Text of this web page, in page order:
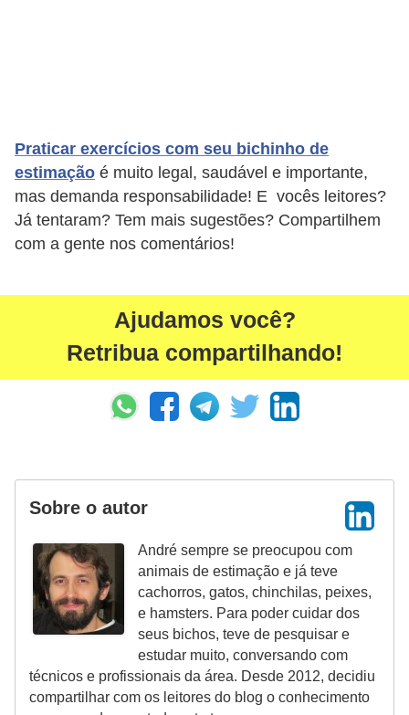
Praticar exercícios com seu bichinho de
estimação é muito legal, saudável e importante,
mas demanda responsabilidade! E vocês leitores?
Já tentaram? Tem mais sugestões? Compartilhem
com a gente nos comentários!
Ajudamos você?
Retribua compartilhando!
Sobre o autor
André sempre se preocupou com
animais de estimação e já teve
cachorros, gatos, chinchilas, peixes,
e hamsters. Para poder cuidar dos
seus bichos, teve de pesquisar e
estudar muito, conversando com
técnicos e profissionais da área. Desde 2012, decidiu
compartilhar com os leitores do blog o conhecimento
P
e
i
x
r
e
n
a
i
s
é
p